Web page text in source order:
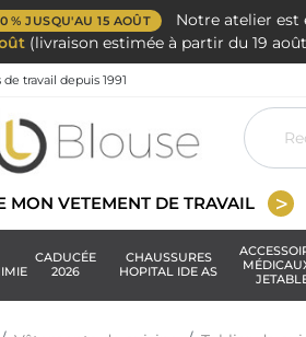
% JUSQU'AU 15 AOÛT Notre atelier est
(livraison estimée à partir du 19
travail depuis 1991
MON VETEMENT DE TRAVAIL
CADUCÉE
2026
CHAUSSURES
HOPITAL IDE AS